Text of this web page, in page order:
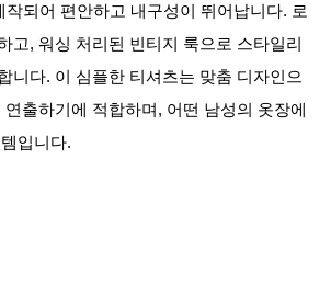
되어 편안하고 내구성이 뛰어납니다. 로
고, 워싱 처리된 빈티지 룩으로 스타일리
니다. 이 심플한 티셔츠는 맞춤 디자인으
연출하기에 적합하며, 어떤 남성의 옷장에
입니다.